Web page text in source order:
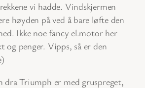
vi hadde. Vindskjermen
høyden på ved å bare løfte den
Ikke noe fancy el.motor her
og penger. Vipps, så er den
dra Triumph er med gruspreget,